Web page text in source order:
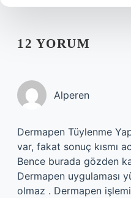
12 YORUM
Alperen
Dermapen Tüylenme
var, fakat sonuç kısmı
Bence burada gözden
Dermapen uygulaması
olmaz . Dermapen